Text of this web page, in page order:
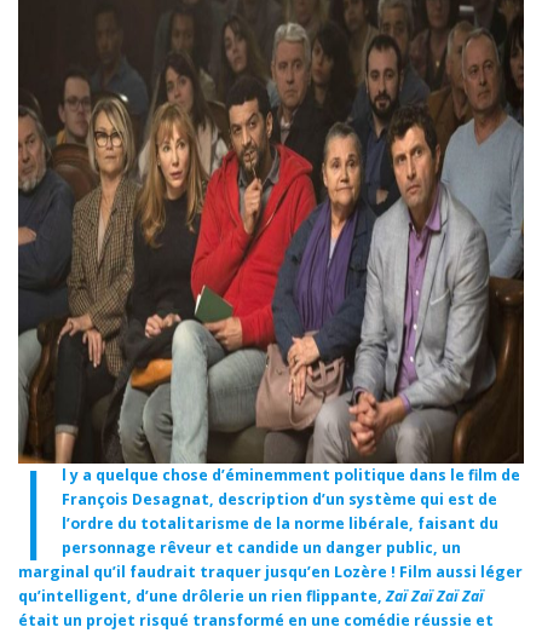
I
l y a quelque chose d’éminemment politique dans le film de
François Desagnat, description d’un système qui est de
l’ordre du totalitarisme de la norme libérale, faisant du
personnage rêveur et candide un danger public, un
marginal qu’il faudrait traquer jusqu’en Lozère ! Film aussi léger
qu’intelligent, d’une drôlerie un rien flippante,Zaï Zaï Zaï Zaï
était un projet risqué transformé en une comédie réussie et